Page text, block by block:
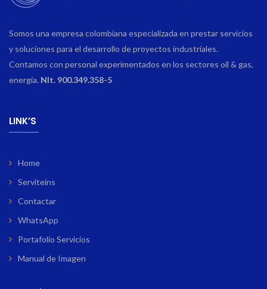
Somos una empresa colombiana especializada en prestar servicios
y soluciones para el desarrollo de proyectos industriales.
Contamos con personal experimentados en los sectores oíl & gas,
energía. NIt. 900.349.358-5
LINK’S
Home
Serviteins
Contactar
WhatsApp
Portafolio Servicios
Manual de Imagen